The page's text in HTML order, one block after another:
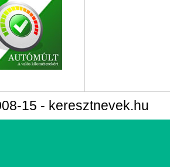
15 - keresztnevek.hu